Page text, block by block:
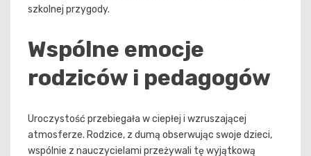
szkolnej przygody.
Wspólne emocje
rodziców i pedagogów
Uroczystość przebiegała w ciepłej i wzruszającej
atmosferze. Rodzice, z dumą obserwując swoje dzieci,
wspólnie z nauczycielami przeżywali tę wyjątkową